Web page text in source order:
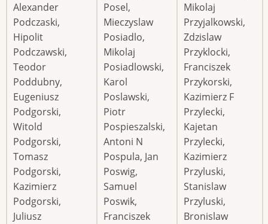
Alexander
Podczaski,
Hipolit
Podczawski,
Teodor
Poddubny,
Eugeniusz
Podgorski,
Witold
Podgorski,
Tomasz
Podgorski,
Kazimierz
Podgorski,
Juliusz
Posel,
Mieczyslaw
Posiadlo,
Mikolaj
Posiadlowski,
Karol
Poslawski,
Piotr
Pospieszalski,
Antoni N
Pospula, Jan
Poswig,
Samuel
Poswik,
Franciszek
Mikolaj
Przyjalkowski,
Zdzislaw
Przyklocki,
Franciszek
Przykorski,
Kazimierz F
Przylecki,
Kajetan
Przylecki,
Kazimierz
Przyluski,
Stanislaw
Przyluski,
Bronislaw